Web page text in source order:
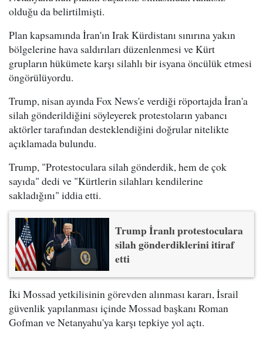
olduğu da belirtilmişti.
Plan kapsamında İran'ın Irak Kürdistanı sınırına yakın
bölgelerine hava saldırıları düzenlenmesi ve Kürt
grupların hükümete karşı silahlı bir isyana öncülük etmesi
öngörülüyordu.
Trump, nisan ayında Fox News'e verdiği röportajda İran'a
silah gönderildiğini söyleyerek protestoların yabancı
aktörler tarafından desteklendiğini doğrular nitelikte
açıklamada bulundu.
Trump, "Protestoculara silah gönderdik, hem de çok
sayıda" dedi ve "Kürtlerin silahları kendilerine
sakladığını" iddia etti.
Trump İranlı protestoculara
silah gönderdiklerini itiraf
etti
İki Mossad yetkilisinin görevden alınması kararı, İsrail
güvenlik yapılanması içinde Mossad başkanı Roman
Gofman ve Netanyahu'ya karşı tepkiye yol açtı.